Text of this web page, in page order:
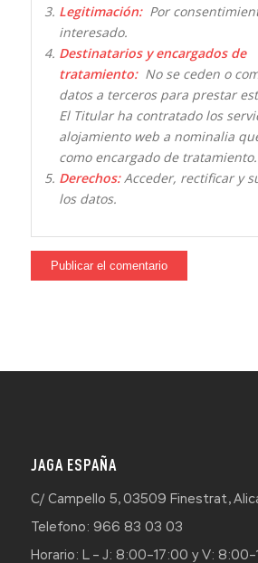
Legitimación:Por
interesado.
Destinatarios y encargados de
tratamiento:No se ceden o
datos a terceros para prestar
El Titular ha contratado los
alojamiento web a nominalia
como encargado de tratamiento.
Derechos:Acceder, rectificar y
los datos.
JAGA ESPAÑA
C/ Campello 5, 03509 Finestrat,
Telefono: 966 83 03 03
Horario: L – J: 8:00–17:00 y V: